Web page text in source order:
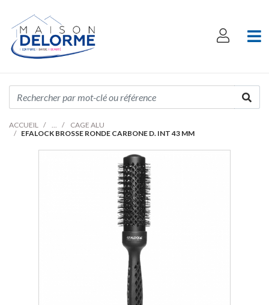
ACCUEIL
CAGE ALU
EFALOCK BROSSE RONDE CARBONE D. INT 43 MM